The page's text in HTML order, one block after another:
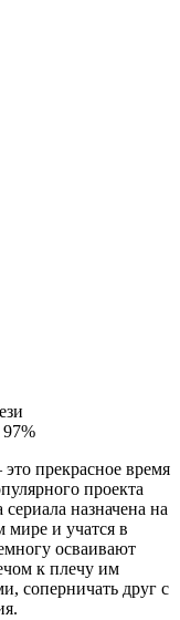
прекрасное время
проекта
назначена на
и учатся в
осваивают
к плечу им
соперничать друг с